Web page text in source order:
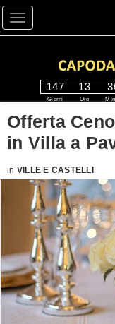
Toggle navigation
147
Giorni
13
Ore
Offerta
in Villa a
in VILLE E CASTELLI